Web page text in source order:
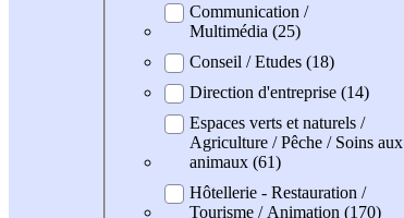
Communication /
Multimédia (25)
Conseil / Etudes (18)
Direction d'entreprise (14)
Espaces verts et naturels /
Agriculture / Pêche / Soins aux
animaux (61)
Hôtellerie - Restauration /
Tourisme / Animation (170)